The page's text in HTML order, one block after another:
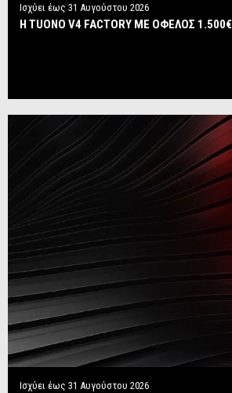
Ισχύει έως 31 Αυγούστου 2026
Η TUONO V4 FACTORY ΜΕ ΟΦΕΛΟΣ 1.500€
Ισχύει έως 31 Αυγούστου 2026